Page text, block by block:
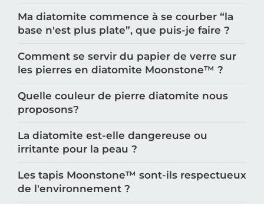
Ma diatomite commence à se courber “la
base n'est plus plate”, que puis-je faire ?
Comment se servir du papier de verre sur
les pierres en diatomite Moonstone™️ ?
Quelle couleur de pierre diatomite nous
proposons?
La diatomite est-elle dangereuse ou
irritante pour la peau ?
Les tapis Moonstone™️ sont-ils respectueux
de l'environnement ?